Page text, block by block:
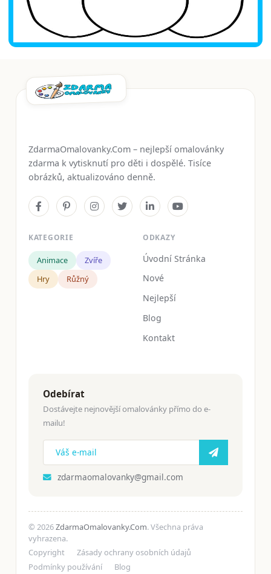
ZdarmaOmalovanky.Com – nejlepší omalovánky
zdarma k vytisknutí pro děti i dospělé. Tisíce
obrázků, aktualizováno denně.
KATEGORIE
Animace
Zvíře
Hry
Růžný
ODKAZY
Úvodní Stránka
Nové
Nejlepší
Blog
Kontakt
Odebírat
Dostávejte nejnovější omalovánky přímo do e-
mailu!
zdarmaomalovanky@gmail.com
© 2026ZdarmaOmalovanky.Com. Všechna práva
vyhrazena.
Copyright
Zásady ochrany osobních údajů
Podmínky používání
Blog